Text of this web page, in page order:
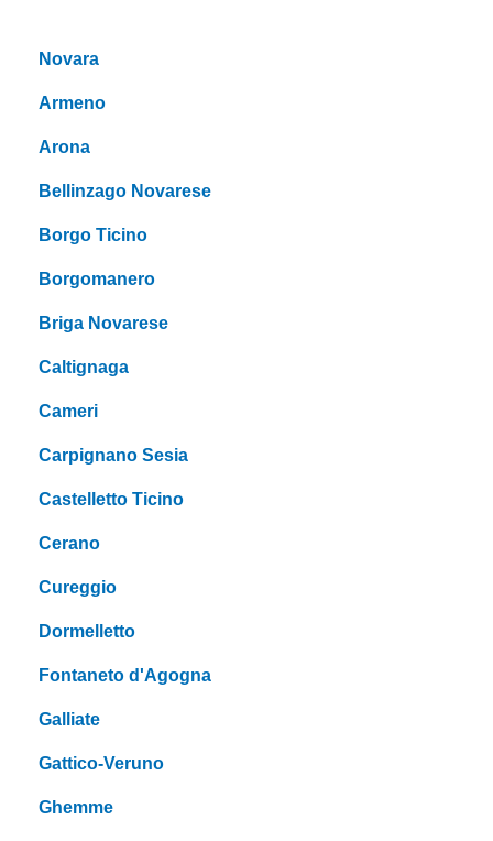
Novara
Armeno
Arona
Bellinzago Novarese
Borgo Ticino
Borgomanero
Briga Novarese
Caltignaga
Cameri
Carpignano Sesia
Castelletto Ticino
Cerano
Cureggio
Dormelletto
Fontaneto d'Agogna
Galliate
Gattico-Veruno
Ghemme